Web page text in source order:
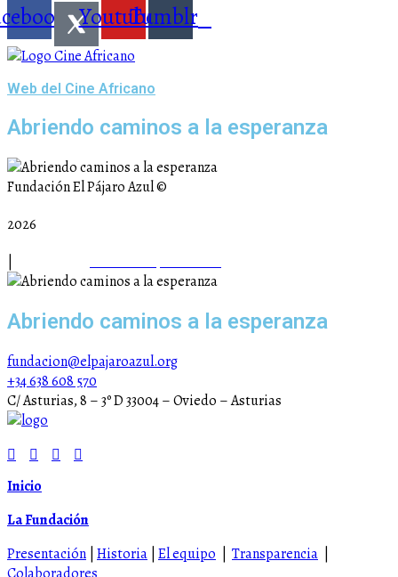
YoutubeTumblr
Web del Cine Africano
Abriendo caminos a la esperanza
Fundación El Pájaro Azul ©
2026
Abriendo caminos a la esperanza
fundacion@elpajaroazul.org
+34 638 608 570
C/ Asturias, 8 – 3º D 33004 – Oviedo – Asturias
Inicio
La Fundación
Presentación | Historia | El equipo | Transparencia |